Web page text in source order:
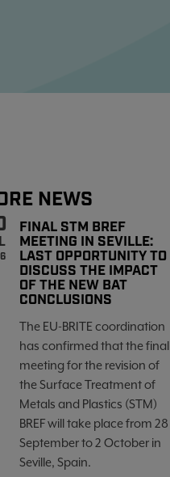
NEWS
FINAL STM BREF
MEETING IN SEVILLE:
LAST OPPORTUNITY TO
DISCUSS THE IMPACT
OF THE NEW BAT
CONCLUSIONS
The EU-BRITE coordination
has confirmed that the final
meeting for the revision of
the Surface Treatment of
Metals and Plastics (STM)
BREF will take place from 28
September to 2 October in
Seville, Spain.